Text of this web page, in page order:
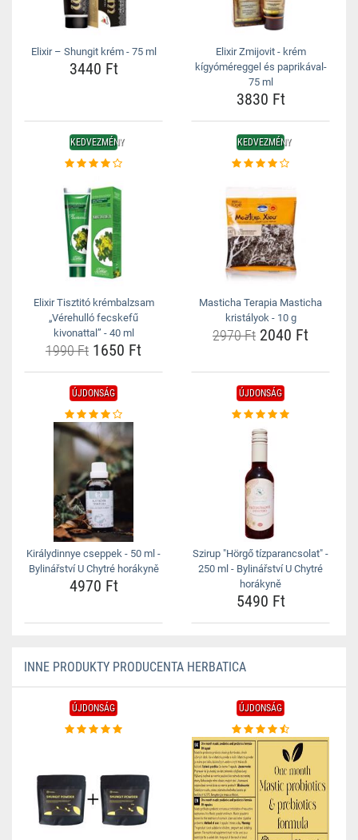
Elixir – Shungit krém - 75 ml
3440 Ft
Elixir Zmijovit - krém
kígyóméreggel és paprikával-
75 ml
3830 Ft
KEDVEZMÉNY
Elixir Tisztitó krémbalzsam
„Vérehulló fecskefű
kivonattal” - 40 ml
1990 Ft 1650 Ft
KEDVEZMÉNY
Masticha Terapia Masticha
kristályok - 10 g
2970 Ft 2040 Ft
ÚJDONSÁG
Királydinnye cseppek - 50 ml -
Bylinářství U Chytré horákyně
4970 Ft
ÚJDONSÁG
Szirup "Hörgő tízparancsolat" -
250 ml - Bylinářství U Chytré
horákyně
5490 Ft
INNE PRODUKTY PRODUCENTA HERBATICA
ÚJDONSÁG ÚJDONSÁG